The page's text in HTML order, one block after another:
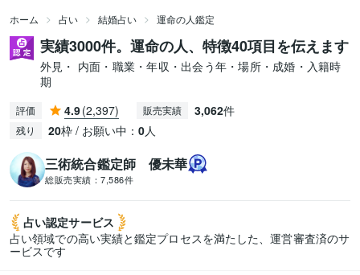
ホーム 占い 結婚占い 運命の人鑑定
実績3000件。運命の人、特徴40項目を伝えます
外見・ 内面・職業・年収・出会う年・場所・成婚・入籍時
期
評価 4.9(2,397) 販売実績 3,062件
残り 20枠 / お願い中： 0人
三術統合鑑定師 優未華
総販売実績： 7,586件
占い認定サービス
占い領域での高い実績と鑑定プロセスを満たした、運営審査済のサ
ービスです